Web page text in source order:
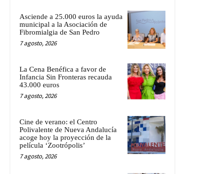
Asciende a 25.000 euros la ayuda
municipal a la Asociación de
Fibromialgia de San Pedro
7 agosto, 2026
La Cena Benéfica a favor de
Infancia Sin Fronteras recauda
43.000 euros
7 agosto, 2026
Cine de verano: el Centro
Polivalente de Nueva Andalucía
acoge hoy la proyección de la
película ‘Zootrópolis’
7 agosto, 2026